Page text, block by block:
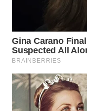
WAHANA
TV
WAHANANEWS
ID